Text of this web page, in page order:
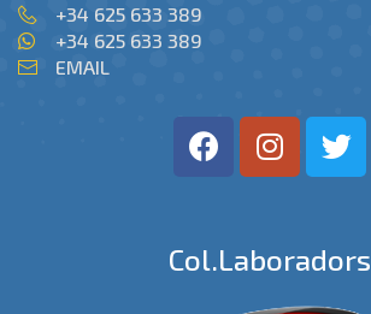
+34 625 633 389
+34 625 633 389
EMAIL
Col.laboradors